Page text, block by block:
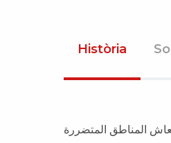
Història
المناطق المتضررة